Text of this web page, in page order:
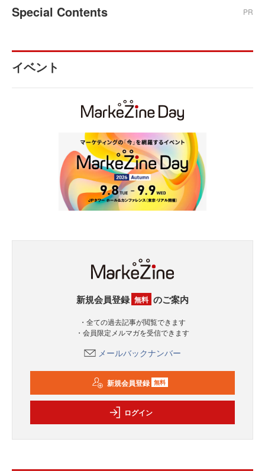
Special Contents PR
イベント
新規会員登録 無料 のご案内
・全ての過去記事が閲覧できます
・会員限定メルマガを受信できます
メールバックナンバー
新規会員登録 無料
ログイン